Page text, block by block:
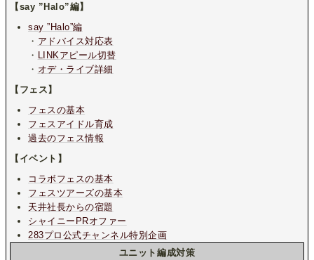
【say ”Halo”編】
say ”Halo”編
・ アドバイス対応表
・
LINKアピール切替
・ オデ・ライブ詳細
【フェス】
フェスの基本
フェスアイドル育成
過去のフェス情報
【イベント】
コラボフェスの基本
フェスツアーズの基本
天井社長からの宿題
シャイニーPRオファー
283プロ公式チャンネル特別企画
ユニット編成対策